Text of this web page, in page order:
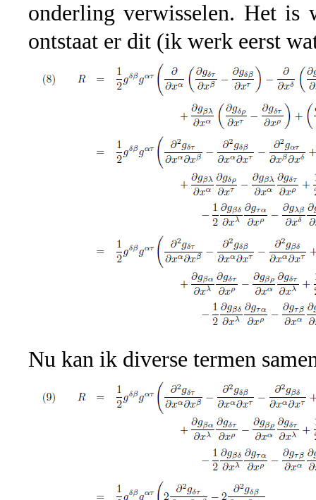
onderling verwisselen. Het is
ontstaat er dit (ik werk eerst
Nu kan ik diverse termen